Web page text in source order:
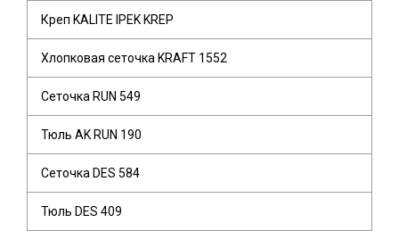
Креп KALITE IPEK KREP
Хлопковая сеточка KRAFT 1552
Сеточка RUN 549
Тюль AK RUN 190
Сеточка DES 584
Тюль DES 409